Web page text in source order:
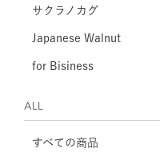
サクラノカグ
Japanese Walnut
for Bisiness
ALL
すべての商品